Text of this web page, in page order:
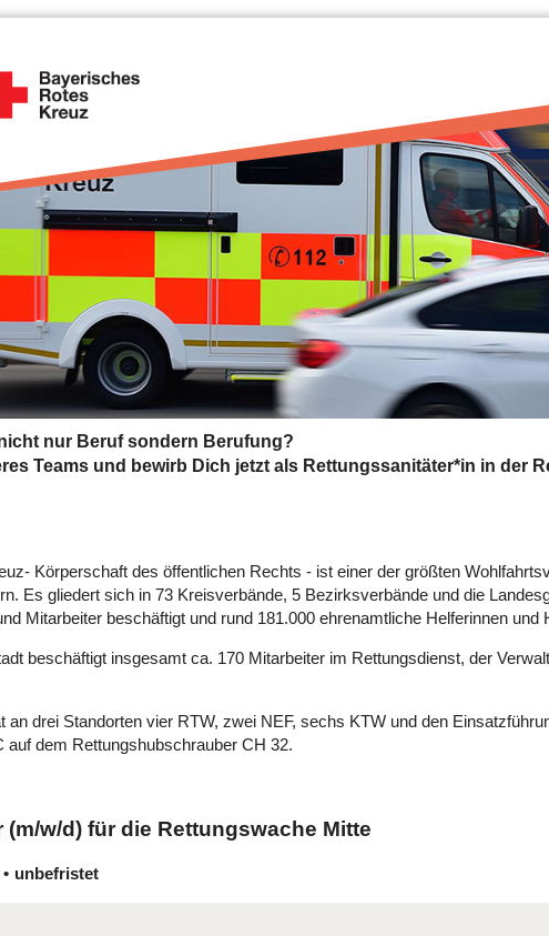
nur Beruf sondern Berufung?
Teams und bewirb Dich jetzt als Rettungssanitäter*in in der
Körperschaft des öffentlichen Rechts - ist einer der größten
Es gliedert sich in 73 Kreisverbände, 5 Bezirksverbände und die
Mitarbeiter beschäftigt und rund 181.000 ehrenamtliche Helferinnen und
beschäftigt insgesamt ca. 170 Mitarbeiter im Rettungsdienst, der
an drei Standorten vier RTW, zwei NEF, sechs KTW und den
auf dem Rettungshubschrauber CH 32.
w/d) für die Rettungswache Mitte
unbefristet